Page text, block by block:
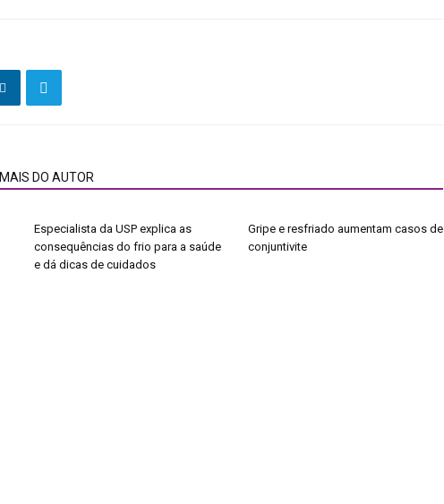
MAIS DO AUTOR
Especialista da USP explica as
consequências do frio para a saúde
e dá dicas de cuidados
Gripe e resfriado aumentam casos de
conjuntivite